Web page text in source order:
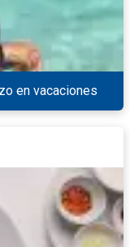
en vacaciones